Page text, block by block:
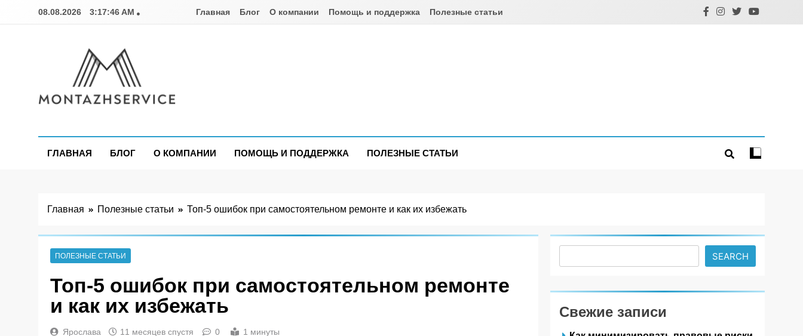
08.08.2026 3:17:48 AM Главная Блог О компании Помощь и поддержка Полезные статьи
ГЛАВНАЯ БЛОГ О КОМПАНИИ ПОМОЩЬ И ПОДДЕРЖКА ПОЛЕЗНЫЕ СТАТЬИ
Главная Полезные статьи Топ-5 ошибок при самостоятельном ремонте и как их избежать
ПОЛЕЗНЫЕ СТАТЬИ
Топ-5 ошибок при самостоятельном ремонте
и как их избежать
Ярослава 11 месяцев спустя 0 1 минуты
SEARCH
Свежие записи